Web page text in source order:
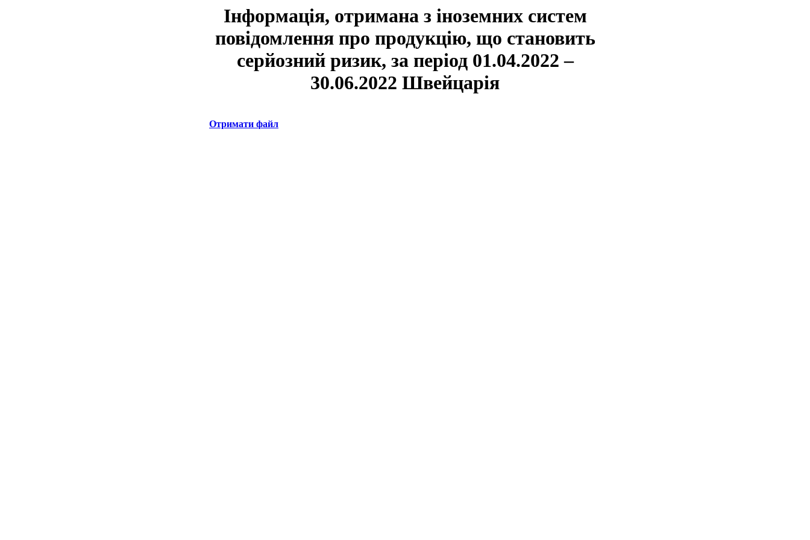
Інформація, отримана з іноземних систем
повідомлення про продукцію, що становить
серйозний ризик, за період 01.04.2022 –
30.06.2022 Швейцарія
Отримати файл